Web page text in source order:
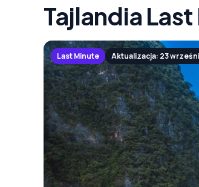
Tajlandia
Last Minute Aktualizacja: 23